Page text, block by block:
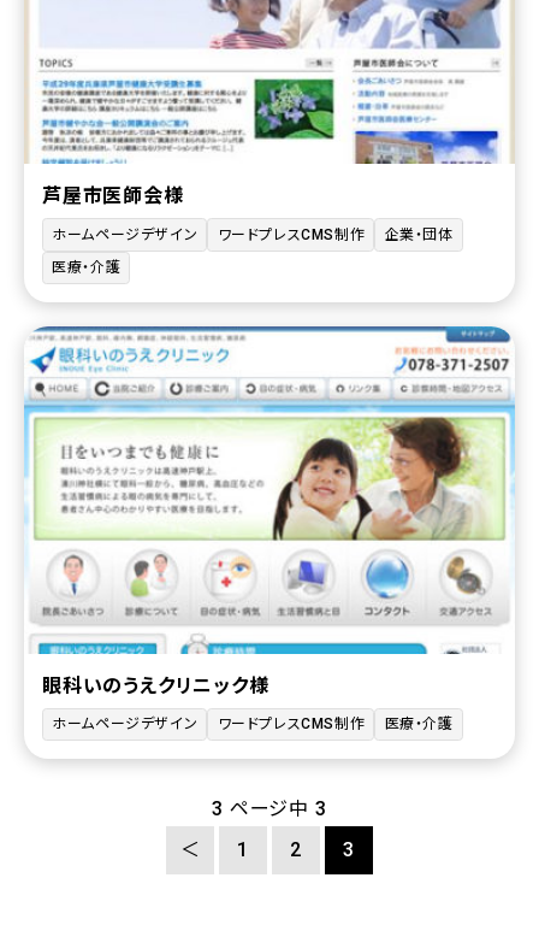
芦屋市医師会様
ホームページデザイン ワードプレスCMS制作
企業・団体
医療・介護
眼科いのうえクリニック様
ホームページデザイン ワードプレスCMS制作 医療・介護
3 ページ中 3
＜
1 2 3